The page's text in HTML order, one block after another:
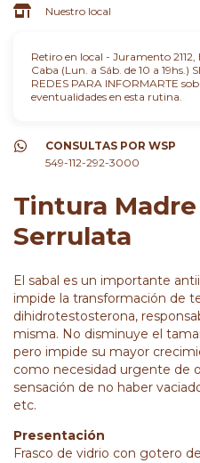
Nuestro local
Retiro en local - Juramento 2112,
Caba (Lun. a Sáb. de 10 a 19hs.)
REDES PARA INFORMARTE
eventualidades en esta rutina.
CONSULTAS POR WSP
549-112-292-3000
Tintura
Serrulata
El sabal es un importante
impide la transformación de
dihidrotestosterona,
misma. No disminuye el
pero impide su mayor
como necesidad urgente de
sensación de no haber
etc.
Presentación
Frasco de vidrio con gotero